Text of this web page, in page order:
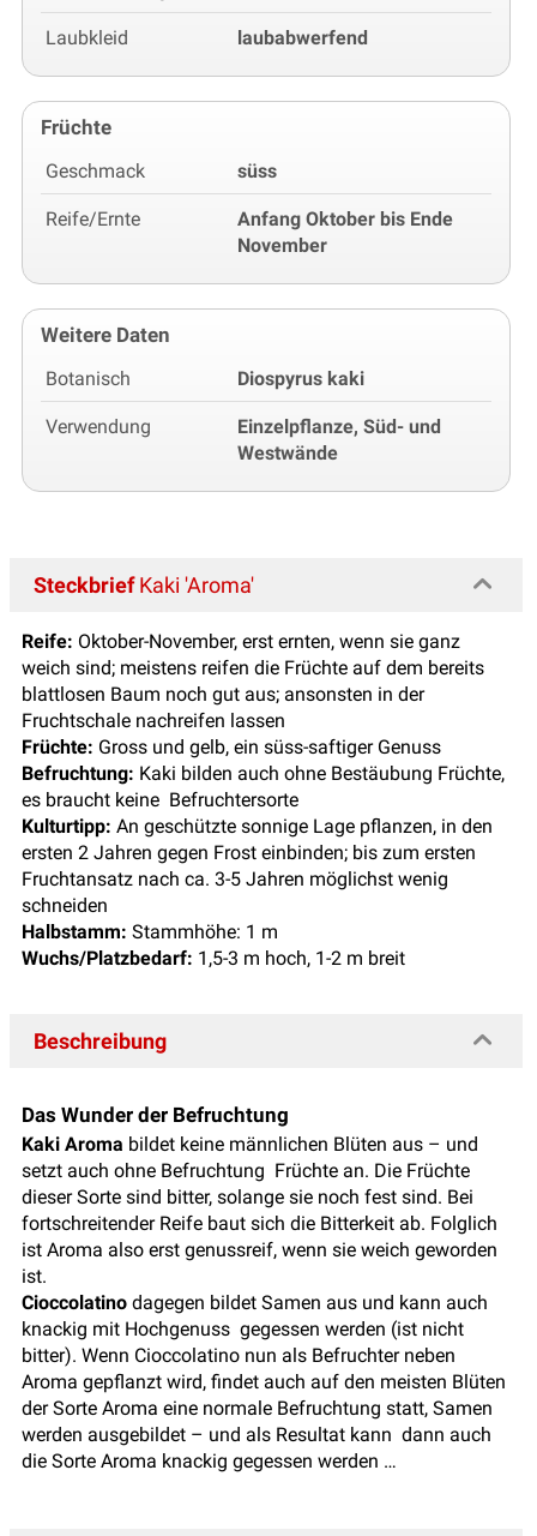
Laubkleid laubabwerfend
Früchte
Geschmack süss
Reife/Ernte
Anfang Oktober bis Ende
November
Weitere Daten
Botanisch Diospyrus kaki
Verwendung
Einzelpflanze, Süd- und
Westwände
SteckbriefKaki 'Aroma'
Reife: Oktober-November, erst ernten, wenn sie ganz
weich sind; meistens reifen die Früchte auf dem bereits
blattlosen Baum noch gut aus; ansonsten in der
Fruchtschale nachreifen lassen
Früchte: Gross und gelb, ein süss-saftiger Genuss
Befruchtung: Kaki bilden auch ohne Bestäubung Früchte,
es braucht keine Befruchtersorte
Kulturtipp: An geschützte sonnige Lage pflanzen, in den
ersten 2 Jahren gegen Frost einbinden; bis zum ersten
Fruchtansatz nach ca. 3-5 Jahren möglichst wenig
schneiden
Halbstamm: Stammhöhe: 1 m
Wuchs/Platzbedarf: 1,5-3 m hoch, 1-2 m breit
Beschreibung
Das Wunder der Befruchtung
Kaki Aroma bildet keine männlichen Blüten aus – und
setzt auch ohne Befruchtung Früchte an. Die Früchte
dieser Sorte sind bitter, solange sie noch fest sind. Bei
fortschreitender Reife baut sich die Bitterkeit ab. Folglich
ist Aroma also erst genussreif, wenn sie weich geworden
ist.
Cioccolatino dagegen bildet Samen aus und kann auch
knackig mit Hochgenuss gegessen werden (ist nicht
bitter). Wenn Cioccolatino nun als Befruchter neben
Aroma gepflanzt wird, findet auch auf den meisten Blüten
der Sorte Aroma eine normale Befruchtung statt, Samen
werden ausgebildet – und als Resultat kann dann auch
die Sorte Aroma knackig gegessen werden …